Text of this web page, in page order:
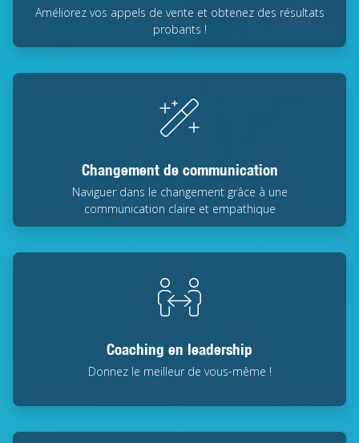
Améliorez vos appels de vente et obtenez des résultats
probants !
Changement de communication
Naviguer dans le changement grâce à une
communication claire et empathique
Coaching en leadership
Donnez le meilleur de vous-même !